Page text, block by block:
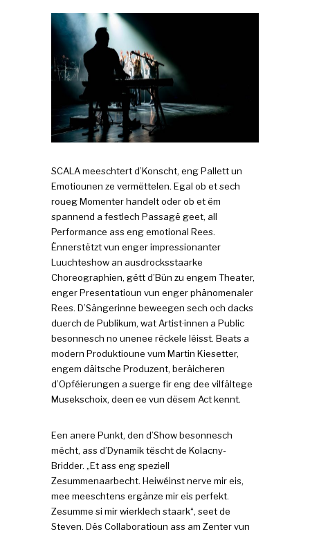
SCALA meeschtert d’Konscht, eng Pallett un
Emotiounen ze vermëttelen. Egal ob et sech
roueg Momenter handelt oder ob et ëm
spannend a festlech Passagë geet, all
Performance ass eng emotional Rees.
Ënnerstëtzt vun enger impressionanter
Luuchteshow an ausdrocksstaarke
Choreographien, gëtt d’Bün zu engem Theater,
enger Presentatioun vun enger phänomenaler
Rees. D’Sängerinne beweegen sech och dacks
duerch de Publikum, wat Artist·innen a Public
besonnesch no unenee réckele léisst. Beats a
modern Produktioune vum Martin Kiesetter,
engem däitsche Produzent, beräicheren
d’Opféierungen a suerge fir eng dee vilfältege
Musekschoix, deen ee vun dësem Act kennt.
Een anere Punkt, den d’Show besonnesch
mécht, ass d’Dynamik tëscht de Kolacny-
Bridder. „Et ass eng speziell
Zesummenaarbecht. Heiwéinst nerve mir eis,
mee meeschtens ergänze mir eis perfekt.
Zesumme si mir wierklech staark“, seet de
Steven. Dës Collaboratioun ass am Zenter vun